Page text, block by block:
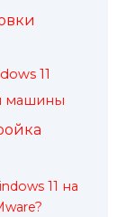
11
машины
11 на